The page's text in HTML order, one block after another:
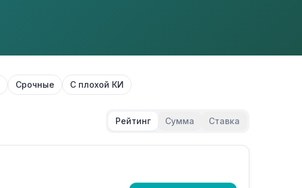
Срочные С плохой КИ
Рейтинг Сумма Ставка